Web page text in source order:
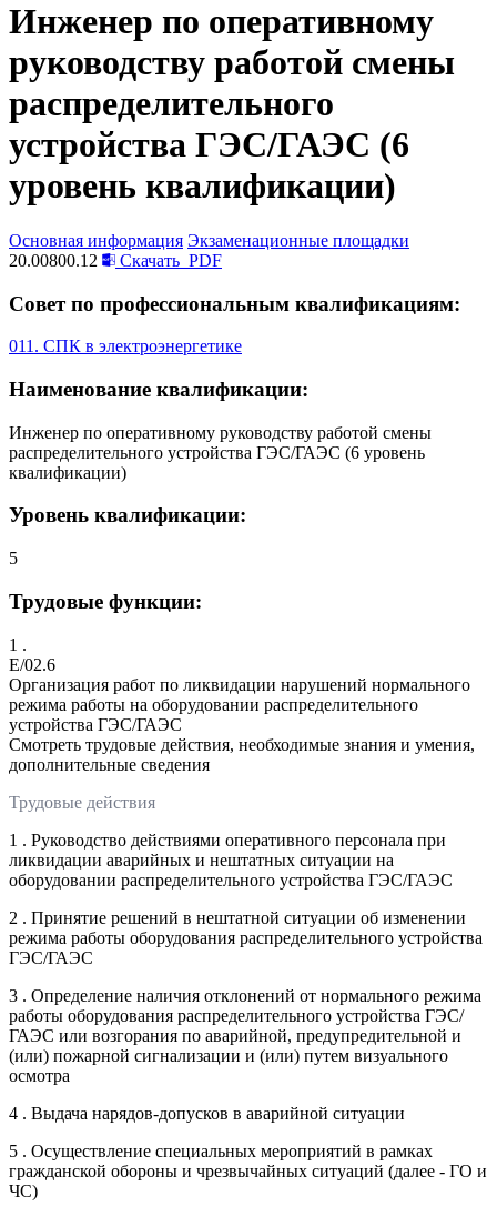
Инженер по оперативному
руководству работой смены
распределительного
устройства ГЭС/ГАЭС (6
уровень квалификации)
Основная информация Экзаменационные площадки
20.00800.12
Скачать PDF
Совет по профессиональным квалификациям:
011. СПК в электроэнергетике
Наименование квалификации:
Инженер по оперативному руководству работой смены
распределительного устройства ГЭС/ГАЭС (6 уровень
квалификации)
Уровень квалификации:
5
Трудовые функции:
1 .
E/02.6
Организация работ по ликвидации нарушений нормального
режима работы на оборудовании распределительного
устройства ГЭС/ГАЭС
Смотреть трудовые действия, необходимые знания и умения,
дополнительные сведения
Трудовые действия
1 . Руководство действиями оперативного персонала при
ликвидации аварийных и нештатных ситуации на
оборудовании распределительного устройства ГЭС/ГАЭС
2 . Принятие решений в нештатной ситуации об изменении
режима работы оборудования распределительного устройства
ГЭС/ГАЭС
3 . Определение наличия отклонений от нормального режима
работы оборудования распределительного устройства ГЭС/
ГАЭС или возгорания по аварийной, предупредительной и
(или) пожарной сигнализации и (или) путем визуального
осмотра
4 . Выдача нарядов-допусков в аварийной ситуации
5 . Осуществление специальных мероприятий в рамках
гражданской обороны и чрезвычайных ситуаций (далее - ГО и
ЧС)